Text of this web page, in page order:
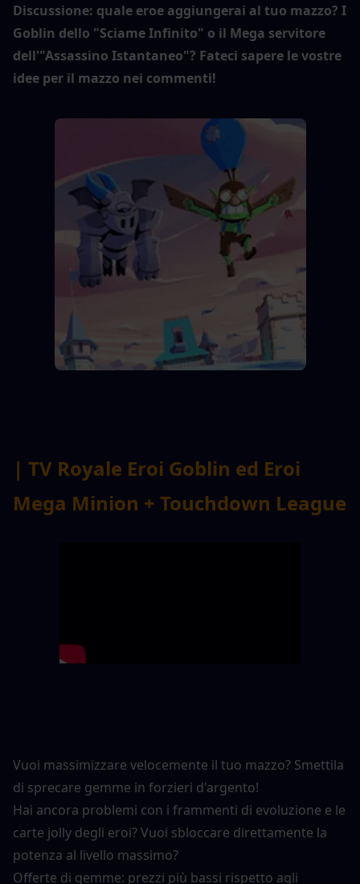
Discussione: quale eroe aggiungerai al tuo mazzo? I
Goblin dello "Sciame Infinito" o il Mega servitore
dell'"Assassino Istantaneo"? Fateci sapere le vostre
idee per il mazzo nei commenti!
| TV Royale Eroi Goblin ed Eroi
Mega Minion + Touchdown League
Vuoi massimizzare velocemente il tuo mazzo? Smettila
di sprecare gemme in forzieri d'argento!
Hai ancora problemi con i frammenti di evoluzione e le
carte jolly degli eroi? Vuoi sbloccare direttamente la
potenza al livello massimo?
Offerte di gemme: prezzi più bassi rispetto agli